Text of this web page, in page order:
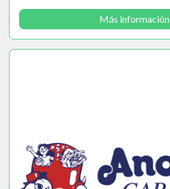
Más información